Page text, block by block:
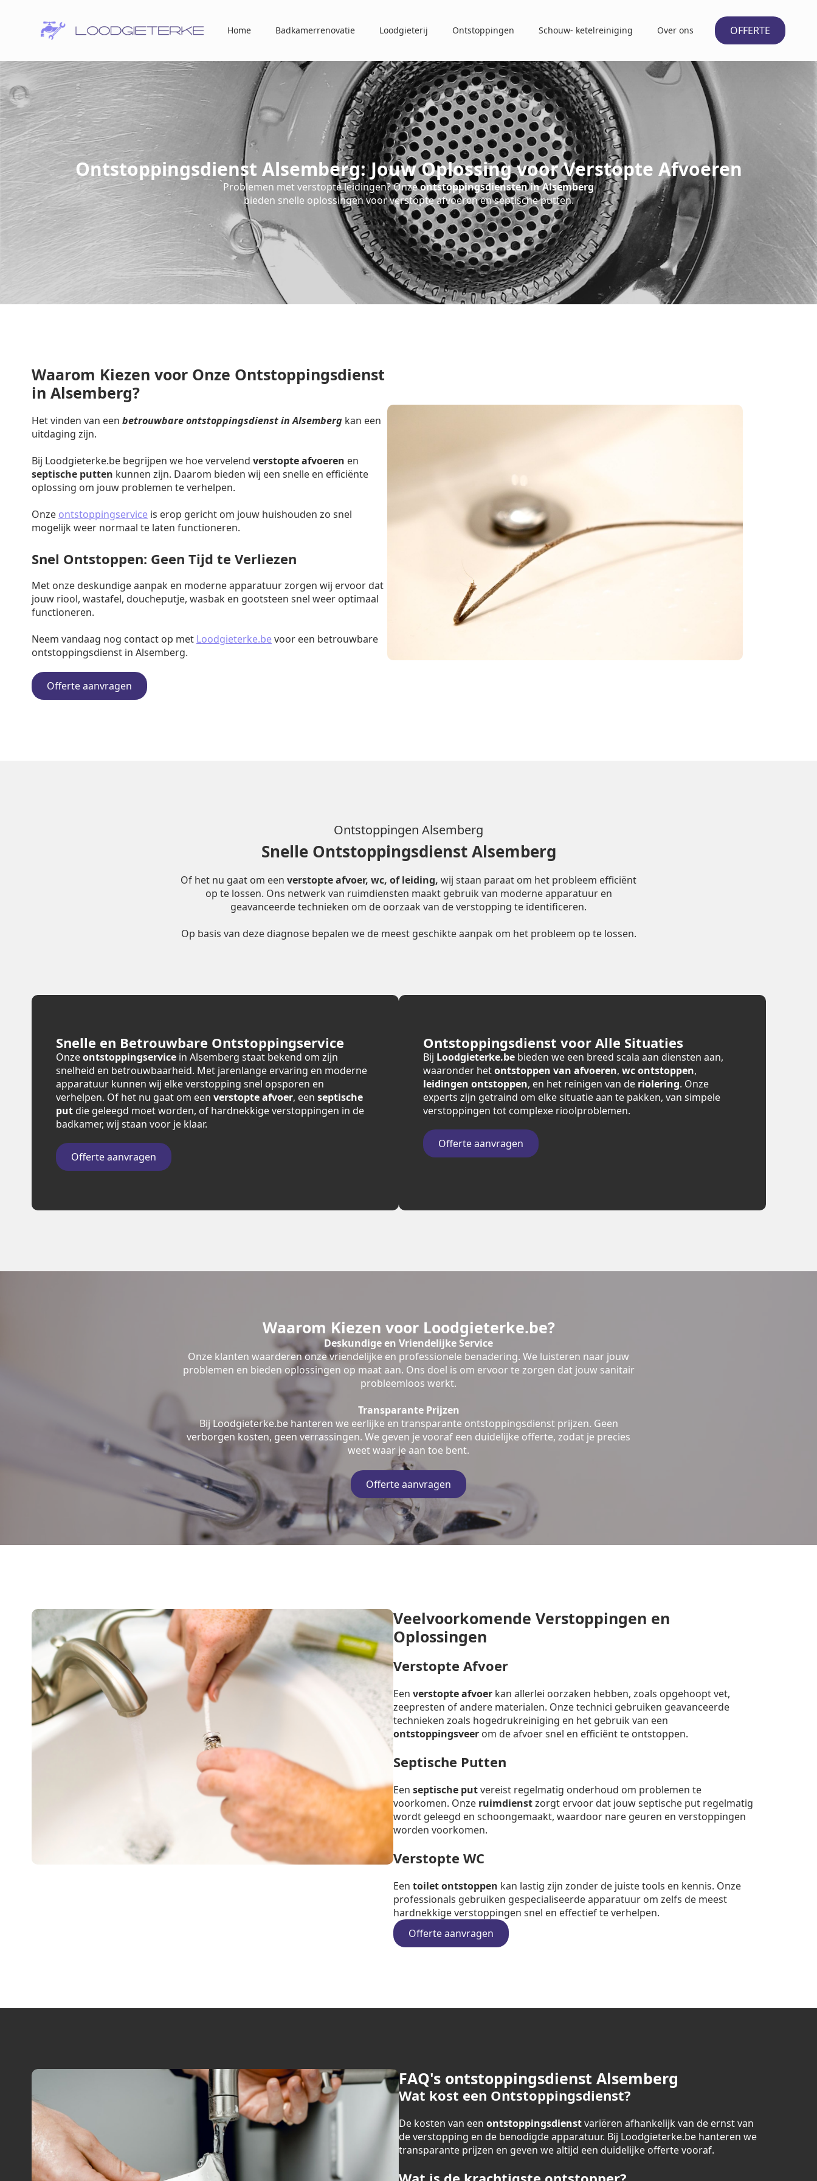
Home Badkamerrenovatie Loodgieterij Ontstoppingen Schouw- ketelreiniging Over ons OFFERTE
Ontstoppingsdienst Alsemberg: Jouw Oplossing voor Verstopte Afvoeren
Problemen met verstopte leidingen? Onzeontstoppingsdiensten in Alsemberg
bieden snelle oplossingen voor verstopte afvoeren en septische putten.
Waarom Kiezen voor Onze Ontstoppingsdienst
in Alsemberg?
Het vinden van een betrouwbare ontstoppingsdienst in Alsemberg kan een
uitdaging zijn.
Bij Loodgieterke.be begrijpen we hoe vervelend verstopte afvoeren en
septische putten kunnen zijn. Daarom bieden wij een snelle en efficiënte
oplossing om jouw problemen te verhelpen.
Onze ontstoppingservice is erop gericht om jouw huishouden zo snel
mogelijk weer normaal te laten functioneren.
Snel Ontstoppen: Geen Tijd te Verliezen
Met onze deskundige aanpak en moderne apparatuur zorgen wij ervoor dat
jouw riool, wastafel, doucheputje, wasbak en gootsteen snel weer optimaal
functioneren.
Neem vandaag nog contact op met Loodgieterke.bevoor een betrouwbare
ontstoppingsdienst in Alsemberg.
Offerte aanvragen
Ontstoppingen Alsemberg
Snelle Ontstoppingsdienst Alsemberg
Of het nu gaat om een verstopte afvoer, wc, of leiding, wij staan paraat om het probleem efficiënt
op te lossen. Ons netwerk van ruimdiensten maakt gebruik van moderne apparatuur en
geavanceerde technieken om de oorzaak van de verstopping te identificeren.
Op basis van deze diagnose bepalen we de meest geschikte aanpak om het probleem op te lossen.
Snelle en Betrouwbare Ontstoppingservice
Onzeontstoppingservice in Alsemberg staat bekend om zijn
snelheid en betrouwbaarheid. Met jarenlange ervaring en moderne
apparatuur kunnen wij elke verstopping snel opsporen en
verhelpen. Of het nu gaat om een verstopte afvoer, een septische
put die geleegd moet worden, of hardnekkige verstoppingen in de
badkamer, wij staan voor je klaar.
Offerte aanvragen
Ontstoppingsdienst voor Alle Situaties
Bij Loodgieterke.be bieden we een breed scala aan diensten aan,
waaronder hetontstoppen van afvoeren, wc ontstoppen,
leidingen ontstoppen, en het reinigen van de riolering. Onze
experts zijn getraind om elke situatie aan te pakken, van simpele
verstoppingen tot complexe rioolproblemen.
Offerte aanvragen
Waarom Kiezen voor Loodgieterke.be?
Deskundige en Vriendelijke Service
Onze klanten waarderen onze vriendelijke en professionele benadering. We luisteren naar jouw
problemen en bieden oplossingen op maat aan. Ons doel is om ervoor te zorgen dat jouw sanitair
probleemloos werkt.
Transparante Prijzen
Bij Loodgieterke.be hanteren we eerlijke en transparante ontstoppingsdienst prijzen. Geen
verborgen kosten, geen verrassingen. We geven je vooraf een duidelijke offerte, zodat je precies
weet waar je aan toe bent.
Offerte aanvragen
Veelvoorkomende Verstoppingen en
Oplossingen
Verstopte Afvoer
Een verstopte afvoer kan allerlei oorzaken hebben, zoals opgehoopt vet,
zeepresten of andere materialen. Onze technici gebruiken geavanceerde
technieken zoals hogedrukreiniging en het gebruik van een
ontstoppingsveer om de afvoer snel en efficiënt te ontstoppen.
Septische Putten
Een septische putvereist regelmatig onderhoud om problemen te
voorkomen. Onze ruimdienstzorgt ervoor dat jouw septische put regelmatig
wordt geleegd en schoongemaakt, waardoor nare geuren en verstoppingen
worden voorkomen.
Verstopte WC
Een toilet ontstoppen kan lastig zijn zonder de juiste tools en kennis. Onze
professionals gebruiken gespecialiseerde apparatuur om zelfs de meest
hardnekkige verstoppingen snel en effectief te verhelpen.
Offerte aanvragen
FAQ's ontstoppingsdienst Alsemberg
Wat kost een Ontstoppingsdienst?
De kosten van een ontstoppingsdienstvariëren afhankelijk van de ernst van
de verstopping en de benodigde apparatuur. Bij Loodgieterke.be hanteren we
transparante prijzen en geven we altijd een duidelijke offerte vooraf.